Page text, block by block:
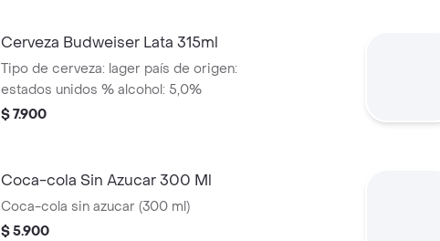
Cerveza Budweiser Lata 315ml
Tipo de cerveza: lager país de origen:
estados unidos % alcohol: 5,0%
$ 7.900
Coca-cola Sin Azucar 300 Ml
Coca-cola sin azucar (300 ml)
$ 5.900